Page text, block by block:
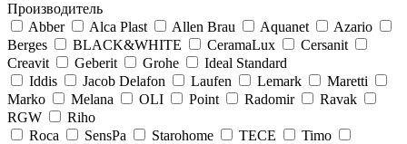
Производитель
Abber
Alca Plast Allen Brau Aquanet
Azario
Berges
BLACK&WHITE CeramaLux
Cersanit
Creavit
Geberit Grohe
Ideal Standard
Iddis
Jacob Delafon Laufen Lemark
Maretti
Marko
Melana OLI Point Radomir
Ravak
RGW
Riho
Roca
SensPa Starohome TECE
Timo